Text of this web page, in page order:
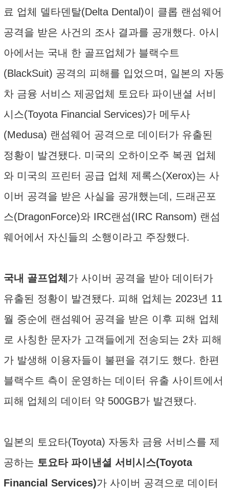
료 업체 델타덴탈(Delta Dental)이 클롭 랜섬웨어
공격을 받은 사건의 조사 결과를 공개했다. 아시
아에서는 국내 한 골프업체가 블랙수트
(BlackSuit) 공격의 피해를 입었으며, 일본의 자동
차 금융 서비스 제공업체 토요타 파이낸셜 서비
시스(Toyota Financial Services)가 메두사
(Medusa) 랜섬웨어 공격으로 데이터가 유출된
정황이 발견됐다. 미국의 오하이오주 복권 업체
와 미국의 프린터 공급 업체 제록스(Xerox)는 사
이버 공격을 받은 사실을 공개했는데, 드래곤포
스(DragonForce)와 IRC랜섬(IRC Ransom) 랜섬
웨어에서 자신들의 소행이라고 주장했다.
국내 골프업체 가 사이버 공격을 받아 데이터가
유출된 정황이 발견됐다. 피해 업체는 2023년 11
월 중순에 랜섬웨어 공격을 받은 이후 피해 업체
로 사칭한 문자가 고객들에게 전송되는 2차 피해
가 발생해 이용자들이 불편을 겪기도 했다. 한편
블랙수트 측이 운영하는 데이터 유출 사이트에서
피해 업체의 데이터 약 500GB가 발견됐다.
일본의 토요타(Toyota) 자동차 금융 서비스를 제
공하는 토요타 파이낸셜 서비시스(Toyota
Financial Services)가 사이버 공격으로 데이터